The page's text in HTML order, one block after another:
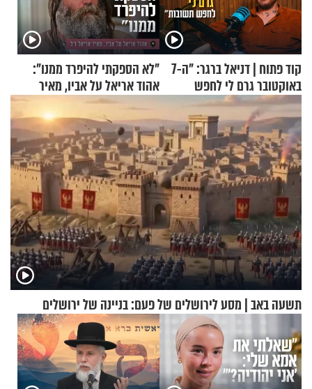
קוד פתוח | דניאל ברגר: "ה-7
באוקטובר גרם לי לחפש
תשובות"
"לא הספקתי להיפרד ממנו":
אהוד אריאל על אביו, מאיר
אריאל ז"ל
תשעה באב | מסע לירושלים של פעם: בניינה של ירושלים